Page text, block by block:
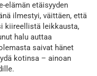
elämän etäisyyden
ilmestyi, väittäen, että
kiireellistä leikkausta,
halu auttaa
saivat hänet
kotinsa – ainoan